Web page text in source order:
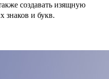
создавать изящную
знаков и букв.